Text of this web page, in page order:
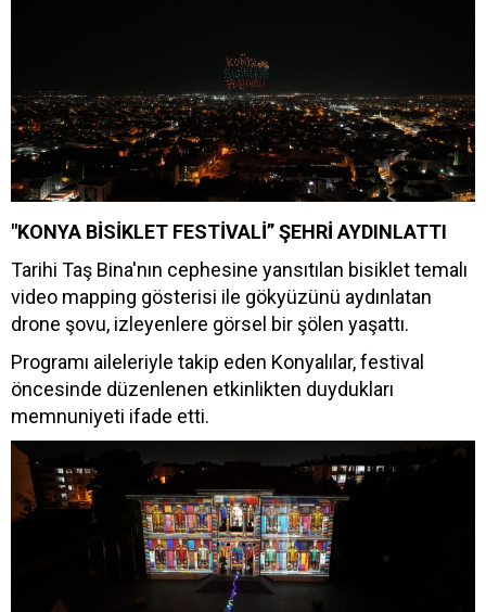
"KONYA BİSİKLET FESTİVALİ” ŞEHRİ AYDINLATTI
Tarihi Taş Bina'nın cephesine yansıtılan bisiklet temalı
video mapping gösterisi ile gökyüzünü aydınlatan
drone şovu, izleyenlere görsel bir şölen yaşattı.
Programı aileleriyle takip eden Konyalılar, festival
öncesinde düzenlenen etkinlikten duydukları
memnuniyeti ifade etti.